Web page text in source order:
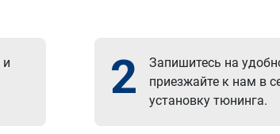
и
2
Запишитесь на
приезжайте к нам в
установку тюнинга.